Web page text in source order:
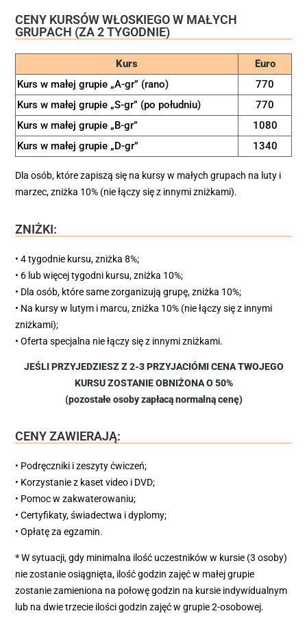
CENY KURSÓW WŁOSKIEGO W MAŁYCH
GRUPACH (ZA 2 TYGODNIE)
Kurs
Euro
Kurs w małej grupie „A-gr” (rano)
770
Kurs w małej grupie „S-gr” (po południu)
770
Kurs w małej grupie „B-gr”
1080
Kurs w małej grupie „D-gr”
1340
Dla osób, które zapiszą się na kursy w małych grupach na luty i
marzec, zniżka 10% (nie łączy się z innymi zniżkami).
ZNIŻKI:
• 4 tygodnie kursu, zniżka 8%;
• 6 lub więcej tygodni kursu, zniżka 10%;
• Dla osób, które same zorganizują grupę, zniżka 10%;
• Na kursy w lutym i marcu, zniżka 10% (nie łączy się z innymi
zniżkami);
• Oferta specjalna nie łączy się z innymi zniżkami.
JEŚLI PRZYJEDZIESZ Z 2-3 PRZYJACIÓMI CENA TWOJEGO
KURSU ZOSTANIE OBNIŻONA O 50%
(pozostałe osoby zapłacą normalną cenę)
CENY ZAWIERAJĄ:
• Podręczniki i zeszyty ćwiczeń;
• Korzystanie z kaset video i DVD;
• Pomoc w zakwaterowaniu;
• Certyfikaty, świadectwa i dyplomy;
• Opłatę za egzamin.
*W sytuacji, gdy minimalna ilość uczestników w kursie (3 osoby)
nie zostanie osiągnięta, ilość godzin zajęć w małej grupie
zostanie zamieniona na połowę godzin na kursie indywidualnym
lub na dwie trzecie ilości godzin zajęć w grupie 2-osobowej.